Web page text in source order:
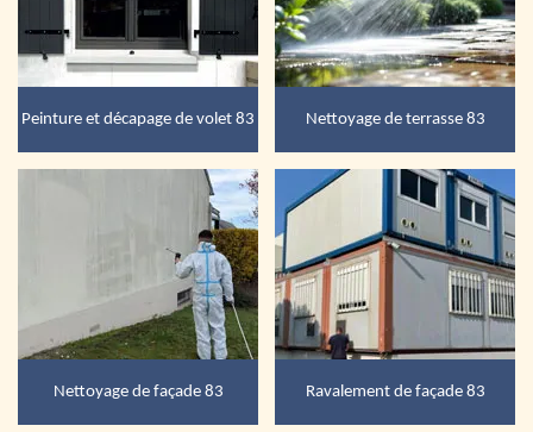
Peinture et décapage de volet 83 Nettoyage de terrasse 83
Nettoyage de façade 83 Ravalement de façade 83